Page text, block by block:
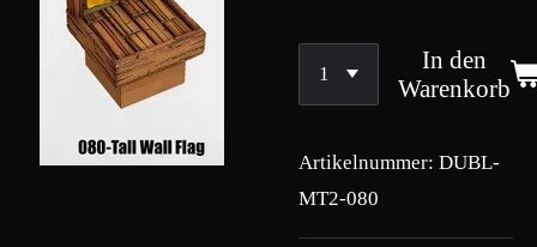
In den
Warenkorb
Artikelnummer: DUBL-
MT2-080